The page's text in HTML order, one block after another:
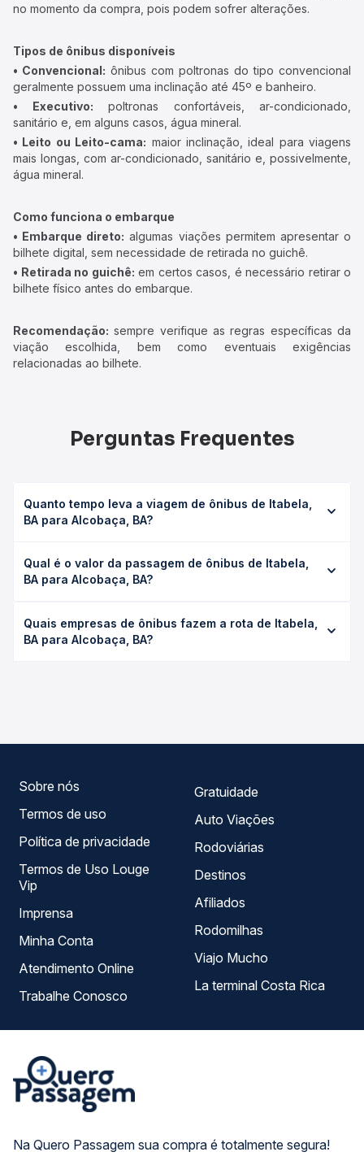
no momento da compra, pois podem sofrer alterações.
Tipos de ônibus disponíveis
• Convencional: ônibus com poltronas do tipo convencional
geralmente possuem uma inclinação até 45º e banheiro.
• Executivo: poltronas confortáveis, ar-condicionado,
sanitário e, em alguns casos, água mineral.
• Leito ou Leito-cama: maior inclinação, ideal para viagens
mais longas, com ar-condicionado, sanitário e, possivelmente,
água mineral.
Como funciona o embarque
• Embarque direto: algumas viações permitem apresentar o
bilhete digital, sem necessidade de retirada no guichê.
• Retirada no guichê: em certos casos, é necessário retirar o
bilhete físico antes do embarque.
Recomendação: sempre verifique as regras específicas da
viação escolhida, bem como eventuais exigências
relacionadas ao bilhete.
Perguntas Frequentes
Quanto tempo leva a viagem de ônibus de Itabela,
BA para Alcobaça, BA?
em média 2h 40min, podendo variar conforme a viação, o
tipo de serviço (convencional, executivo ou leito) e as
opção na data desejada.
Qual é o valor da passagem de ônibus de Itabela,
BA para Alcobaça, BA?
Alcobaça, BA custa em média R$ 57,96 e varia conforme a
data da viagem, a empresa, o tipo de poltrona e a
Quais empresas de ônibus fazem a rota de Itabela,
BA para Alcobaça, BA?
Na Quero Passagem sua compra é totalmente segura!
Sobre nós
Termos de uso
Política de privacidade
Termos de Uso Louge
Vip
Imprensa
Minha Conta
Atendimento Online
Trabalhe Conosco
Gratuidade
Auto Viações
Rodoviárias
Destinos
Afiliados
Rodomilhas
Viajo Mucho
La terminal Costa Rica